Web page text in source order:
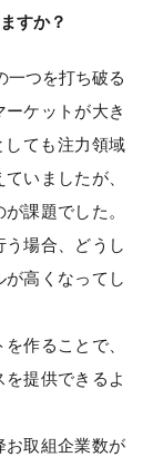
すか？
一つを打ち破る
ケットが大き
ても注力領域
いましたが、
課題でした。
場合、どうし
高くなってし
作ることで、
提供できるよ
お取組企業数が